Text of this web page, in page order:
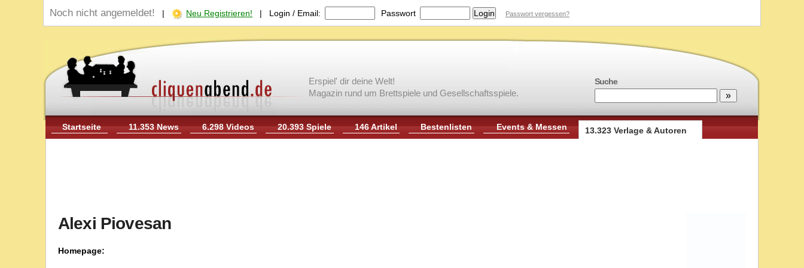
Noch nicht angemeldet! | Neu Registrieren! | Login / Email: Passwort Passwort vergessen?
Suche
Erspiel' dir deine Welt!
Magazin rund um Brettspiele und Gesellschaftsspiele.
Startseite 11.353 News 6.298 Videos 20.393 Spiele 146 Artikel Bestenlisten Events & Messen 13.323 Verlage & Autoren
Alexi Piovesan
Homepage: